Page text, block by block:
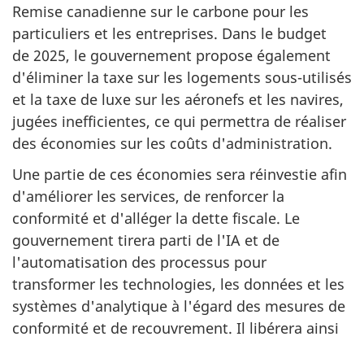
Remise canadienne sur le carbone pour les
particuliers et les entreprises. Dans le budget
de 2025, le gouvernement propose également
d'éliminer la taxe sur les logements sous-utilisés
et la taxe de luxe sur les aéronefs et les navires,
jugées inefficientes, ce qui permettra de réaliser
des économies sur les coûts d'administration.
Une partie de ces économies sera réinvestie afin
d'améliorer les services, de renforcer la
conformité et d'alléger la dette fiscale. Le
gouvernement tirera parti de l'IA et de
l'automatisation des processus pour
transformer les technologies, les données et les
systèmes d'analytique à l'égard des mesures de
conformité et de recouvrement. Il libérera ainsi